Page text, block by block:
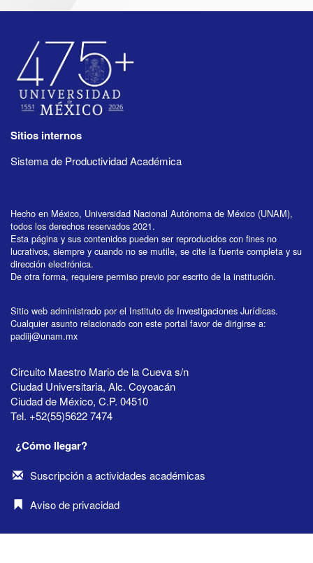
Sitios internos
Sistema de Productividad Académica
Hecho en México, Universidad Nacional Autónoma de México (UNAM),
todos los derechos reservados 2021.
Esta página y sus contenidos pueden ser reproducidos con fines no
lucrativos, siempre y cuando no se mutile, se cite la fuente completa y su
dirección electrónica.
De otra forma, requiere permiso previo por escrito de la institución.
Sitio web administrado por el Instituto de Investigaciones Jurídicas.
Cualquier asunto relacionado con este portal favor de dirigirse a:
padiij@unam.mx
Circuito Maestro Mario de la Cueva s/n
Ciudad Universitaria, Alc. Coyoacán
Ciudad de México, C.P. 04510
Tel. +52(55)5622 7474
¿Cómo llegar?
Suscripción a actividades académicas
Aviso de privacidad